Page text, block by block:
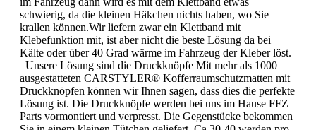
schwierig, da die kleinen Häkchen nichts haben, wo Sie
krallen können.Wir liefern zwar ein Klettband mit
Klebefunktion mit, ist aber nicht die beste Lösung da bei
Kälte oder über 40 Grad wärme im Fahrzeug der Kleber löst.
Unsere Lösung sind die Druckknöpfe Mit mehr als 1000
ausgestatteten CARSTYLER® Kofferraumschutzmatten mit
Druckknöpfen können wir Ihnen sagen, dass dies die perfekte
Lösung ist. Die Druckknöpfe werden bei uns im Hause FFZ
Parts vormontiert und verpresst. Die Gegenstücke bekommen